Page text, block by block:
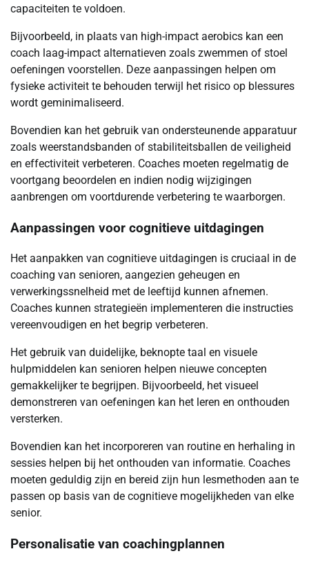
capaciteiten te voldoen.
Bijvoorbeeld, in plaats van high-impact aerobics kan een
coach laag-impact alternatieven zoals zwemmen of stoel
oefeningen voorstellen. Deze aanpassingen helpen om
fysieke activiteit te behouden terwijl het risico op blessures
wordt geminimaliseerd.
Bovendien kan het gebruik van ondersteunende apparatuur
zoals weerstandsbanden of stabiliteitsballen de veiligheid
en effectiviteit verbeteren. Coaches moeten regelmatig de
voortgang beoordelen en indien nodig wijzigingen
aanbrengen om voortdurende verbetering te waarborgen.
Aanpassingen voor cognitieve uitdagingen
Het aanpakken van cognitieve uitdagingen is cruciaal in de
coaching van senioren, aangezien geheugen en
verwerkingssnelheid met de leeftijd kunnen afnemen.
Coaches kunnen strategieën implementeren die instructies
vereenvoudigen en het begrip verbeteren.
Het gebruik van duidelijke, beknopte taal en visuele
hulpmiddelen kan senioren helpen nieuwe concepten
gemakkelijker te begrijpen. Bijvoorbeeld, het visueel
demonstreren van oefeningen kan het leren en onthouden
versterken.
Bovendien kan het incorporeren van routine en herhaling in
sessies helpen bij het onthouden van informatie. Coaches
moeten geduldig zijn en bereid zijn hun lesmethoden aan te
passen op basis van de cognitieve mogelijkheden van elke
senior.
Personalisatie van coachingplannen